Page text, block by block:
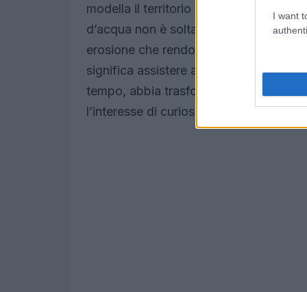
I want
modella il territorio dando vita a
d’acqua non è soltanto scenografica:
erosione che rendono le cascate un
significa assistere a processi naturali
tempo, abbia trasformato rocce e
l’interesse di curiosi e studiosi.